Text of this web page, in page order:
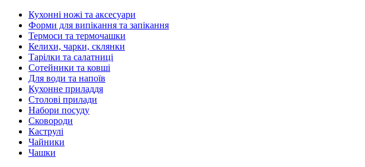
Кухонні ножі та аксесуари
Форми для випікання та запікання
Термоси та термочашки
Келихи, чарки, склянки
Тарілки та салатниці
Сотейники та ковші
Для води та напоїв
Кухонне приладдя
Столові прилади
Набори посуду
Сковороди
Каструлі
Чайники
Чашки